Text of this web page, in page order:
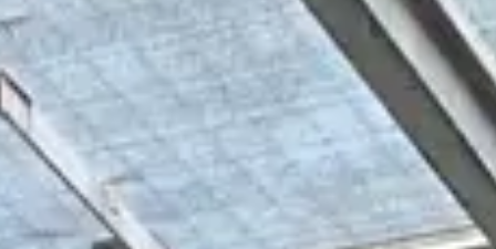
ZUBEHÖR
FINDE EINEN HÄNDLER
NEUIGKEITEN
NEWSLETTER
KONTAKT